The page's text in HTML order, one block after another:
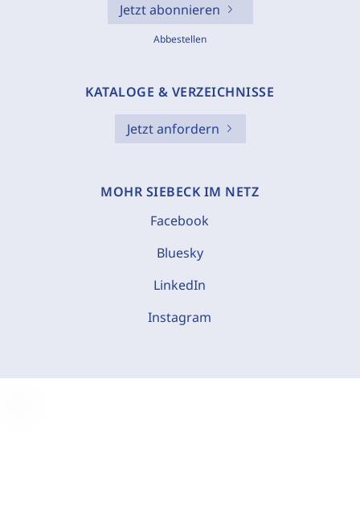
Jetzt abonnieren
Abbestellen
KATALOGE & VERZEICHNISSE
Jetzt anfordern
MOHR SIEBECK IM NETZ
Facebook
Bluesky
LinkedIn
Instagram